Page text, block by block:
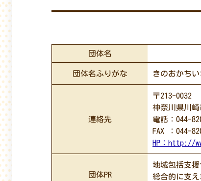
団体名
団体名ふりがな きのおかち
連絡先
〒213-0032
神奈川県川
電話：044-
FAX ：044-
HP： http://
団体PR
地域包括支
総合的に支え